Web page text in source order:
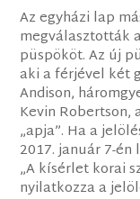
Az egyházi lap
megválasztották
püspököt. Az új
aki a férjével két
Andison,
Kevin
„apja”. Ha a
2017. január 7-
„A kísérlet korai
nyilatkozza a